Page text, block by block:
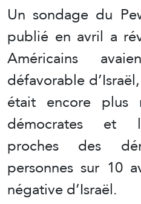
Un sondage du
publié en avril a
Américains
défavorable
était encore plus
démocrates et
proches des
personnes sur 10
négative d’Israël.